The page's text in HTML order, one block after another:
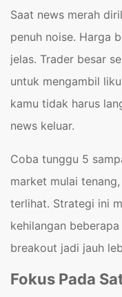
Saat news merah
penuh noise. Harga
jelas. Trader besar
untuk mengambil
kamu tidak harus
news keluar.
Coba tunggu 5
market mulai
terlihat. Strategi ini
kehilangan
breakout jadi jauh
Fokus Pada